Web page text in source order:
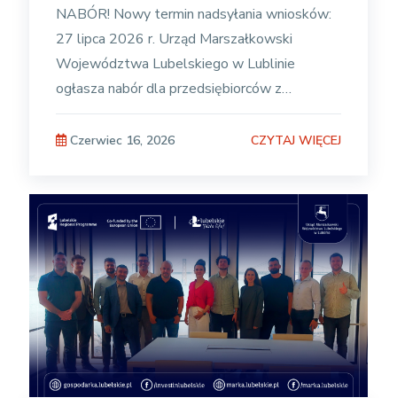
NABÓR! Nowy termin nadsyłania wniosków:
27 lipca 2026 r. Urząd Marszałkowski
Województwa Lubelskiego w Lublinie
ogłasza nabór dla przedsiębiorców z
województwa lubelskiego do udziału w misji
gospodarczej
Czerwiec 16, 2026 CZYTAJ WIĘCEJ